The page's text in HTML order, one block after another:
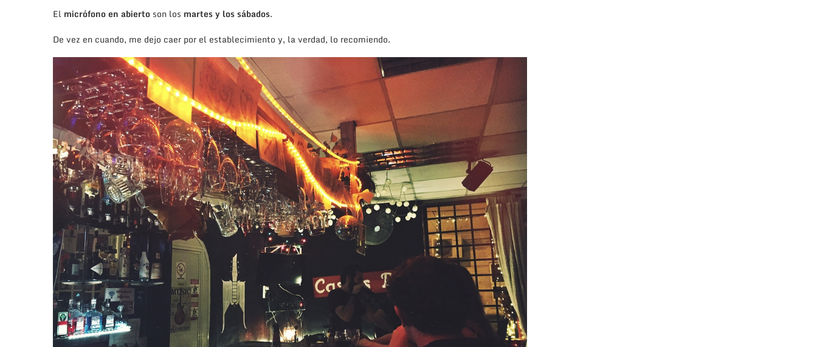
El micrófono en abierto son los martes y los sábados.
De vez en cuando, me dejo caer por el establecimiento y, la verdad, lo recomiendo.